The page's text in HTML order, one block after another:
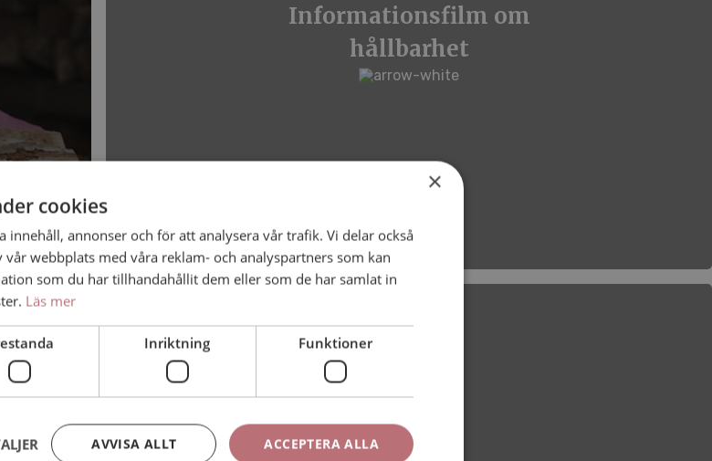
Informationsfilm om
hållbarhet
×
cookies
innehåll, annonser och för att analysera vår trafik. Vi delar också
webbplats med våra reklam- och analyspartners som kan
som du har tillhandahållit dem eller som de har samlat in
Läs mer
Inriktning Funktioner
ACCEPTERA ALLA
AVVISA ALLT